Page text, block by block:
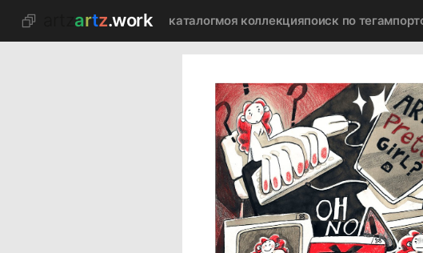
artz.work каталогмоя коллекцияпоиск по тегам